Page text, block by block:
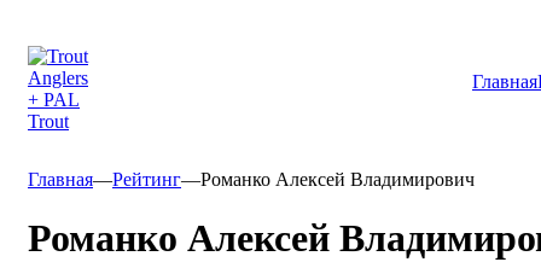
Главная
Главная—Рейтинг—Романко Алексей Владимирович
Романко Алексей